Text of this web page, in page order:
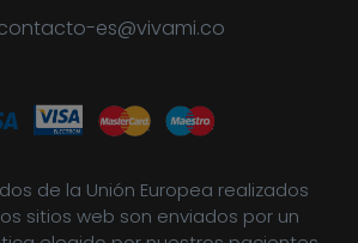
es@vivami.co
de la Unión Europea realizados
sitios web son enviados por un